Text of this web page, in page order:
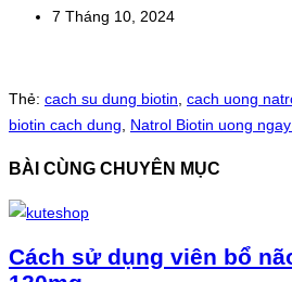
7 Tháng 10, 2024
Thẻ: cach su dung biotin cach uong
biotin cach dung
Natrol Biotin uong
BÀI CÙNG CHUYÊN MỤC
Cách sử dụng viên bổ